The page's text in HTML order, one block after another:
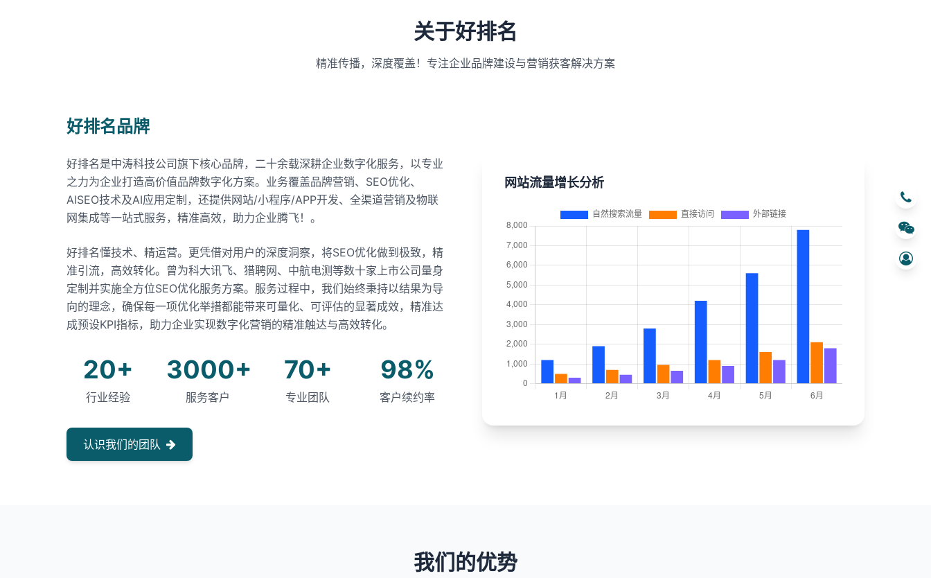
关于好排名
精准传播，深度覆盖！专注企业品牌建设与营销获客解决方案
好排名品牌
好排名是中涛科技公司旗下核心品牌，二十余载深耕企业数字化服务，以专业
之力为企业打造高价值品牌数字化方案。业务覆盖品牌营销、SEO优化、
AISEO技术及AI应用定制，还提供网站/小程序/APP开发、全渠道营销及物联
网集成等一站式服务，精准高效，助力企业腾飞！。
好排名懂技术、精运营。更凭借对用户的深度洞察，将SEO优化做到极致，精
准引流，高效转化。曾为科大讯飞、猎聘网、中航电测等数十家上市公司量身
定制并实施全方位SEO优化服务方案。服务过程中，我们始终秉持以结果为导
向的理念，确保每一项优化举措都能带来可量化、可评估的显著成效，精准达
成预设KPI指标，助力企业实现数字化营销的精准触达与高效转化。
20+
行业经验
3000+
服务客户
70+
专业团队
98%
客户续约率
认识我们的团队
网站流量增长分析
我们的优势